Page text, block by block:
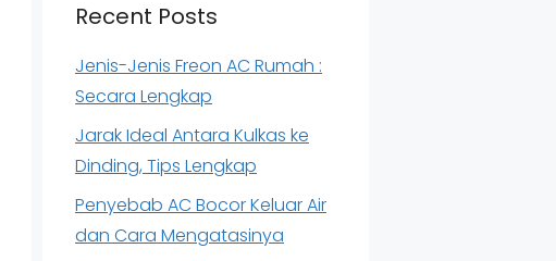
Recent Posts
Jenis-Jenis Freon AC Rumah :
Secara Lengkap
Jarak Ideal Antara Kulkas ke
Dinding, Tips Lengkap
Penyebab AC Bocor Keluar Air
dan Cara Mengatasinya